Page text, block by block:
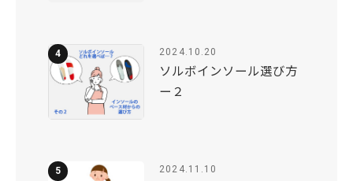
2024.10.20
ソルボインソール選び方
ー２
2024.11.10